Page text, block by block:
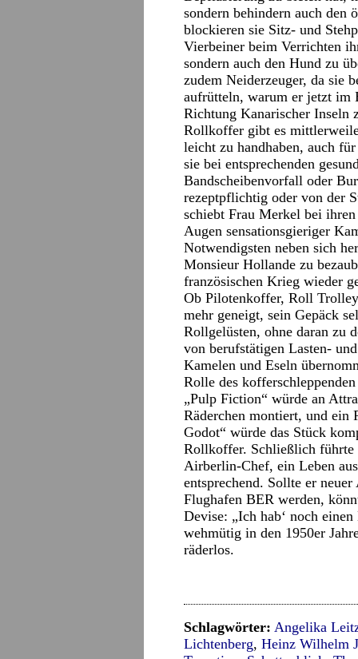
sondern behindern auch den
blockieren sie Sitz- und
Vierbeiner beim Verrichten
sondern auch den Hund zu
zudem Neiderzeuger, da sie
aufrütteln, warum er jetzt im
Richtung Kanarischer Inseln
Rollkoffer gibt es
leicht zu handhaben, auch
sie bei entsprechenden
Bandscheibenvorfall oder
rezeptpflichtig oder von der
schiebt Frau Merkel bei
Augen sensationsgieriger
Notwendigsten neben sich
Monsieur Hollande zu
französischen Krieg wieder
Ob Pilotenkoffer, Roll
mehr geneigt, sein Gepäck
Rollgelüsten, ohne daran zu
von berufstätigen Lasten-
Kamelen und Eseln
Rolle des
„Pulp Fiction“ würde an
Räderchen montiert, und ein
Godot“ würde das Stück
Rollkoffer. Schließlich
Airberlin-Chef, ein Leben
entsprechend. Sollte er
Flughafen BER werden,
Devise: „Ich hab‘ noch
wehmütig in den 1950er
räderlos.
Schlagwörter: Angelika
Lichtenberg, Heinz Wilhelm